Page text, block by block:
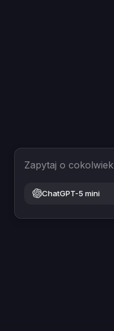
Zapytaj o cokolwiek
ChatGPT-5 mini